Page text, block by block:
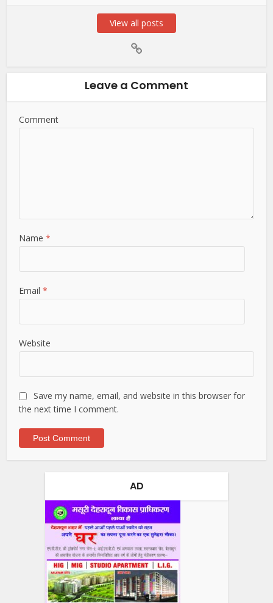
View all posts
Leave a Comment
Comment
Name*
Email*
Website
Save my name, email, and website in this browser for
the next time I comment.
AD